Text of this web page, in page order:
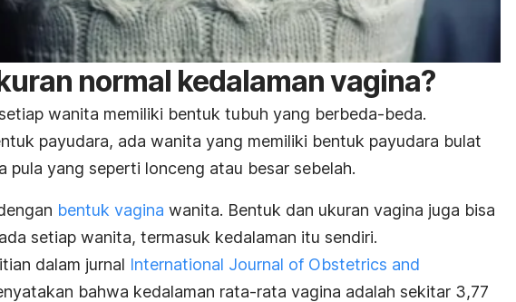
normal kedalaman vagina?
wanita memiliki bentuk tubuh yang berbeda-beda.
payudara, ada wanita yang memiliki bentuk payudara bulat
pula yang seperti lonceng atau besar sebelah.
bentuk vagina wanita. Bentuk dan ukuran vagina juga bisa
setiap wanita, termasuk kedalaman itu sendiri.
dalam jurnal International Journal of Obstetrics and
bahwa kedalaman rata-rata vagina adalah sekitar 3,77